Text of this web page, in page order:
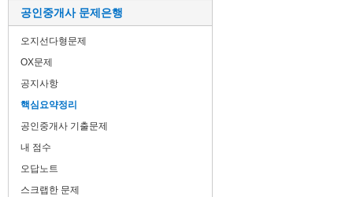
공인중개사 문제은행
오지선다형문제
OX문제
공지사항
핵심요약정리
공인중개사 기출문제
내 점수
오답노트
스크랩한 문제